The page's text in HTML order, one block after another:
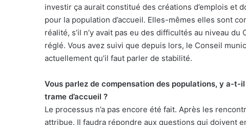
investir ça aurait constitué des créations d’emplois et
pour la population d’accueil. Elles-mêmes elles sont
réalité, s’il n’y avait pas eu des difficultés au niveau
réglé. Vous avez suivi que depuis lors, le Conseil
actuellement qu’il faut parler de stabilité.
Vous parlez de compensation des populations, y a-
trame d’accueil ?
Le processus n’a pas encore été fait. Après les
attribue. Il faudra répondre aux questions qui doivent